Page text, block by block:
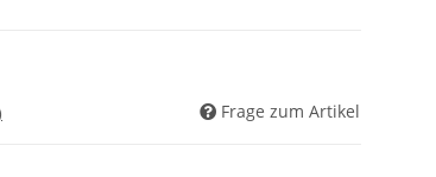
Frage zum Artikel